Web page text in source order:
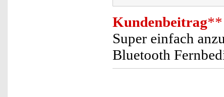
Kundenbeitrag**
Super einfach
Bluetooth